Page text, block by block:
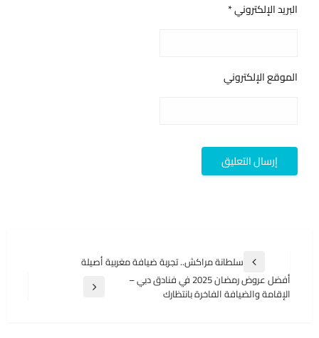
البريد الإلكتروني*
الموقع الإلكتروني
المقالات
المقالة
السابقة
سلطانة مراكش.. تجربة ضيافة مغربية أصيلة
المقالة
أفضل عروض رمضان 2025 في فنادق دبي –
الإقامة والضيافة الفاخرة بانتظارك